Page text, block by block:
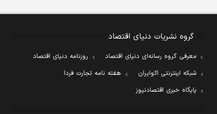
گروه نشریات دنیای اقتصاد
معرفی گروه رسانه‌ای دنیای اقتصاد
روزنامه دنیای اقتصاد
شبکه اینترنتی اکوایران
هفته نامه تجارت فردا
پایگاه خبری اقتصادنیوز